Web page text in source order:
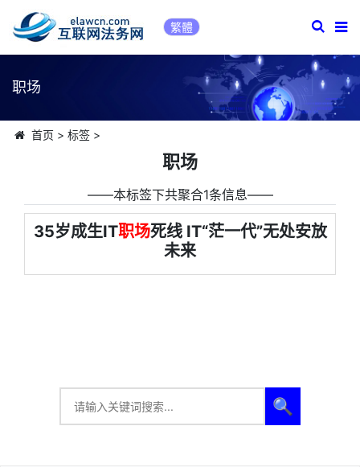
繁體
职场
首页 > 标签>
职场
――本标签下共聚合1条信息――
35岁成生IT职场死线 IT“茫一代”无处安放
未来
🔍